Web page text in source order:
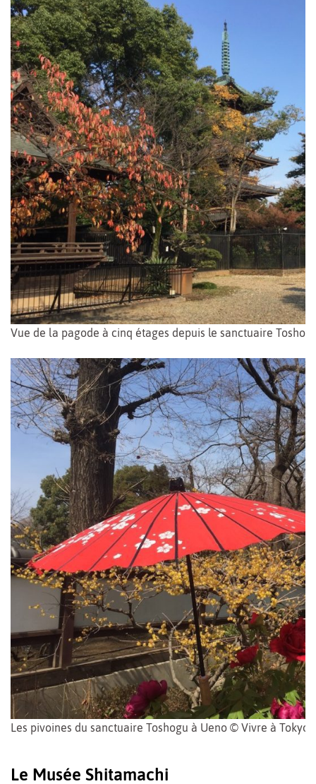
Vue de la pagode à cinq étages depuis le sanctuaire
Les pivoines du sanctuaire Toshogu à Ueno © Vivre à Tokyo
Le Musée Shitamachi